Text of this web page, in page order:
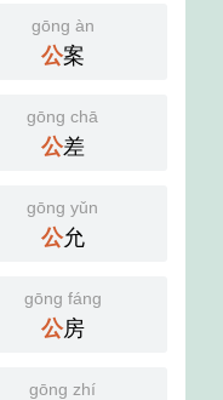
gōng àn
公案
gōng chā
公差
gōng yǔn
公允
gōng fáng
公房
gōng zhí